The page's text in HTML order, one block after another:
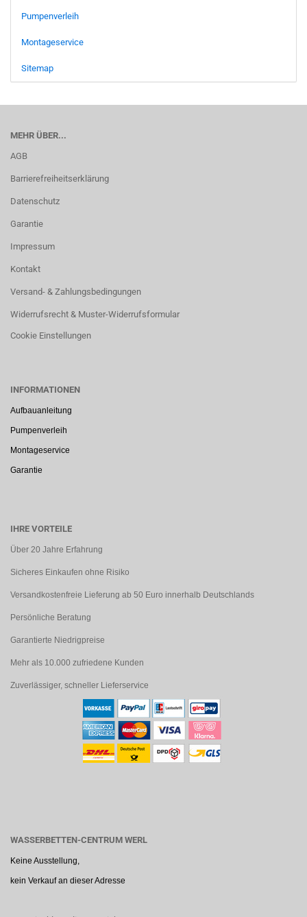
Pumpenverleih
Montageservice
Sitemap
MEHR ÜBER...
AGB
Barrierefreiheitserklärung
Datenschutz
Garantie
Impressum
Kontakt
Versand- & Zahlungsbedingungen
Widerrufsrecht & Muster-Widerrufsformular
Cookie Einstellungen
INFORMATIONEN
Aufbauanleitung
Pumpenverleih
Montageservice
Garantie
IHRE VORTEILE
Über 20 Jahre Erfahrung
Sicheres Einkaufen ohne Risiko
Versandkostenfreie Lieferung ab 50 Euro innerhalb Deutschlands
Persönliche Beratung
Garantierte Niedrigpreise
Mehr als 10.000 zufriedene Kunden
Zuverlässiger, schneller Lieferservice
WASSERBETTEN-CENTRUM WERL
Keine Ausstellung,
kein Verkauf an dieser Adresse